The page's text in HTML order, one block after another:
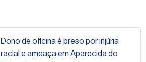
Dono de oficina é preso por injúria
racial e ameaça em Aparecida do